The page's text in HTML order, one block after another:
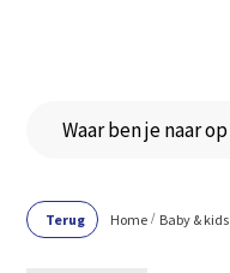
Terug Home Baby & kids